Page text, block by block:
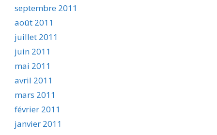
septembre 2011
août 2011
juillet 2011
juin 2011
mai 2011
avril 2011
mars 2011
février 2011
janvier 2011